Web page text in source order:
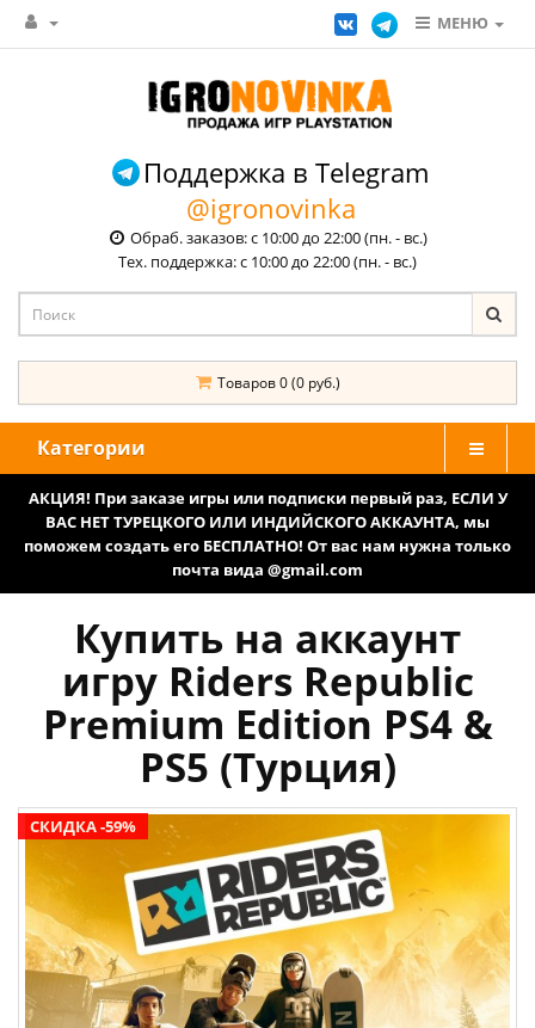
МЕНЮ
Поддержка в Telegram
@igronovinka
Обраб. заказов: с 10:00 до 22:00 (пн. - вс.)
Тех. поддержка: с 10:00 до 22:00 (пн. - вс.)
Товаров 0 (0 руб.)
Категории
АКЦИЯ! При заказе игры или подписки первый раз, ЕСЛИ У
ВАС НЕТ ТУРЕЦКОГО ИЛИ ИНДИЙСКОГО АККАУНТА, мы
поможем создать его БЕСПЛАТНО! От вас нам нужна только
почта вида @gmail.com
Купить на аккаунт
игру Riders Republic
Premium Edition PS4 &
PS5 (Турция)
СКИДКА -59%